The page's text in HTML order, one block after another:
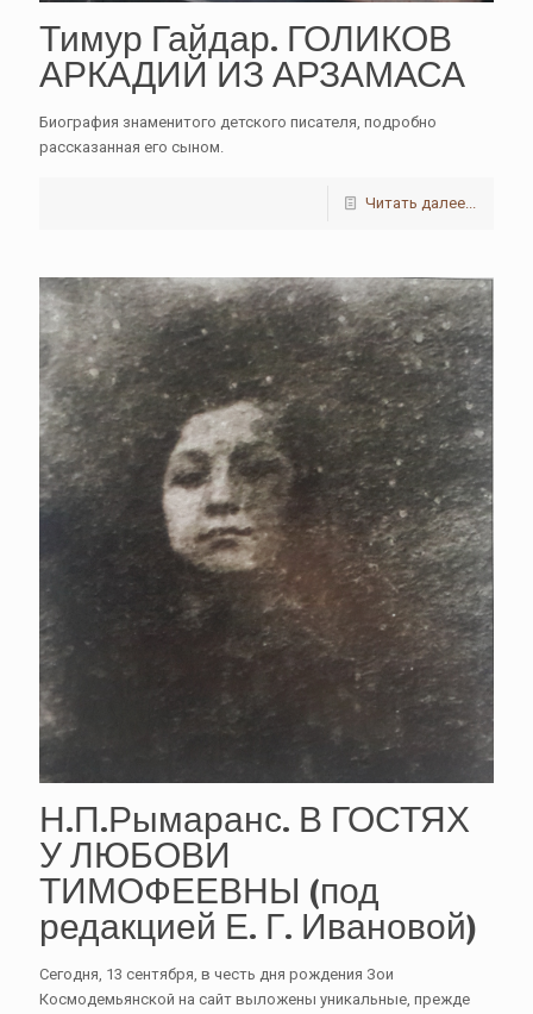
Тимур Гайдар. ГОЛИКОВ
АРКАДИЙ ИЗ АРЗАМАСА
Биография знаменитого детского писателя, подробно
рассказанная его сыном.
Читать далее...
Н.П.Рымаранс. В ГОСТЯХ
У ЛЮБОВИ
ТИМОФЕЕВНЫ (под
редакцией Е. Г. Ивановой)
Сегодня, 13 сентября, в честь дня рождения Зои
Космодемьянской на сайт выложены уникальные, прежде